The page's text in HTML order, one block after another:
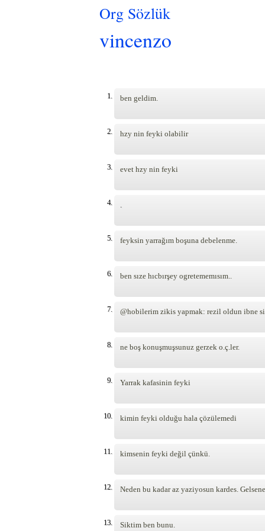
Org Sözlük
vincenzo
1. ben geldim.
2. hzy nin feyki olabilir
3. evet hzy nin feyki
4.
5. feyksin yarrağım boşuna debelenme.
6. ben sıze hıcbırşey ogretememısım..
7. @hobilerim zikis yapmak: rezil oldun ibne
8. ne boş konuşmuşsunuz gerzek o.ç.ler.
9. Yarrak kafasinin feyki
10. kimin feyki olduğu hala çözülemedi
11. kimsenin feyki değil çünkü.
12. Neden bu kadar az yaziyosun kardes.
13. Siktim ben bunu.